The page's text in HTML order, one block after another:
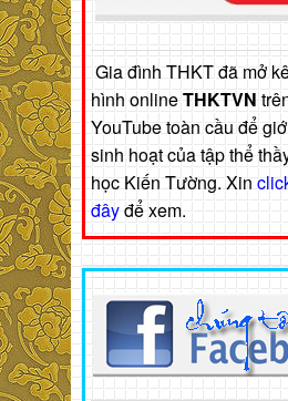
Gia đình THKT đã mở
hình onlineTHKTVN
YouTube toàn cầu để
sinh hoạt của tập thể
học Kiến Tường. Xin
đâyđể xem.